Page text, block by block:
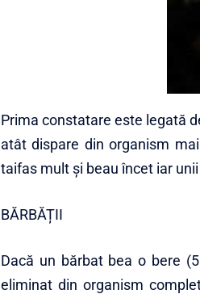
Prima constatare este legată
atât dispare din organism
taifas mult și beau încet iar
BĂRBĂȚII
Dacă un bărbat bea o bere
eliminat din organism